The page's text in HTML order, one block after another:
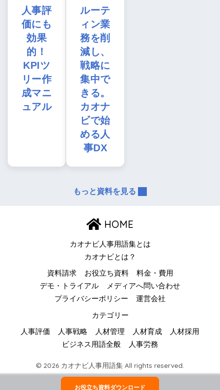
人事評
価にも
効果
的！
KPIツ
リー作
成マニ
ュアル
ルーテ
ィン業
務を削
減し、
戦略に
集中で
きる。
カオナ
ビで始
める人
事DX
もっと資料を見る
HOME
カオナビ人事用語集とは
カオナビとは？
資料請求 お役立ち資料
料金・費用
デモ・トライアル
メディアへ問い合わせ
プライバシーポリシー
運営会社
カテゴリー
人事評価 人事戦略 人材管理 人材育成
人材採用
ビジネス用語全般
人事労務
© 2026 カオナビ人事用語集 All rights reserved.
お役立ち資料ダウンロード